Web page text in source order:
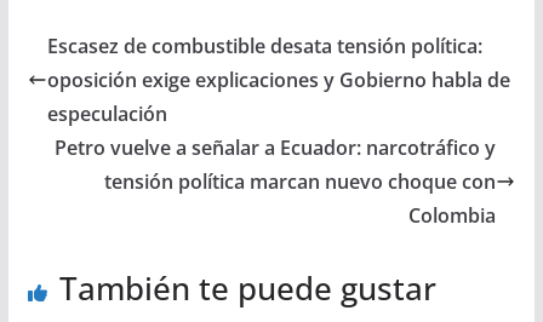
Escasez de combustible desata tensión política:
oposición exige explicaciones y Gobierno habla de
especulación
Petro vuelve a señalar a Ecuador: narcotráfico y
tensión política marcan nuevo choque con
Colombia
También te puede gustar